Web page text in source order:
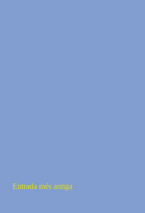
Entrada més antiga